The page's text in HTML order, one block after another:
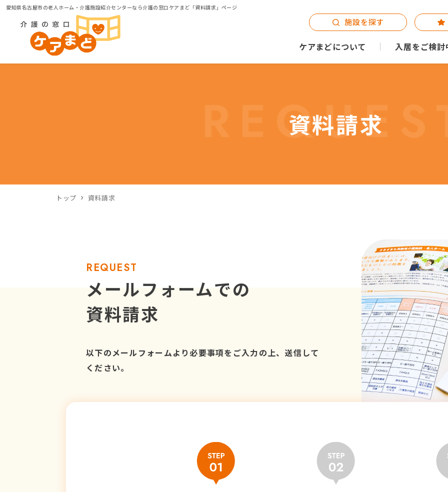
愛知県名古屋市の老人ホーム・介護施設紹介センターなら介護の窓口ケアまど「資料請求」ページ
ケアまどについて 入居をご検
施設を探す
資料請求
トップ 資料請求
REQUEST
メールフォームでの
資料請求
以下のメールフォームより必要事項をご入力の上、送信して
ください。